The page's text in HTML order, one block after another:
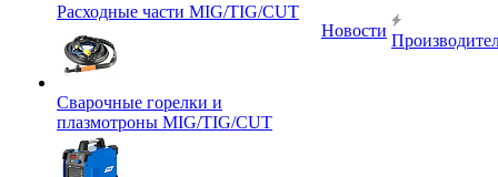
Расходные части MIG/TIG/CUT
Сварочные горелки и
плазмотроны MIG/TIG/CUT
Новости